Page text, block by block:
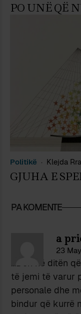
PO UNË QË
Politikë Klejda
GJUHA E
PA KOMENTE
a
23
…Deri në ditën
të jemi të varur
personale dhe
bindur që kurrë